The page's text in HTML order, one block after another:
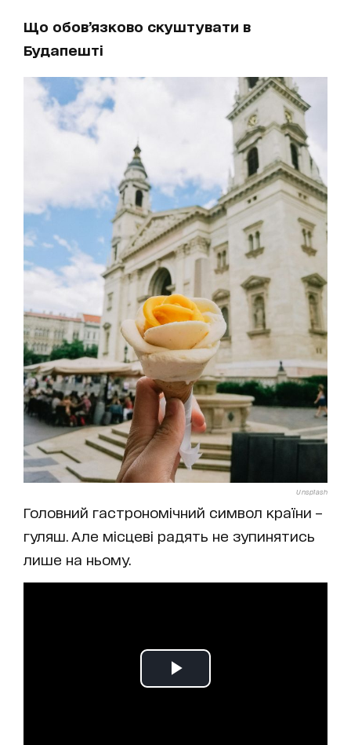
Що обов’язково скуштувати в
Будапешті
Unsplash
Головний гастрономічний символ країни –
гуляш. Але місцеві радять не зупинятись
лише на ньому.